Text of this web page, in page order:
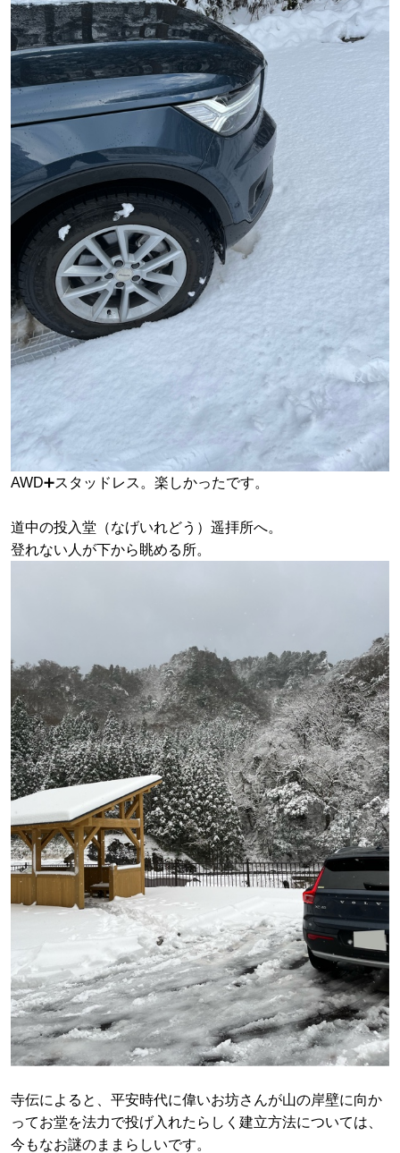
AWD➕スタッドレス。楽しかったです。
道中の投入堂（なげいれどう）遥拝所へ。
登れない人が下から眺める所。
寺伝によると、平安時代に偉いお坊さんが山の岸壁に向か
ってお堂を法力で投げ入れたらしく建立方法については、
今もなお謎のままらしいです。